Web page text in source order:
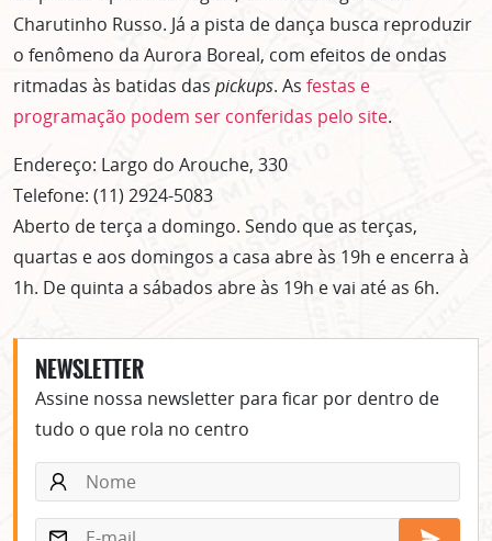
Charutinho Russo. Já a pista de dança busca reproduzir
o fenômeno da Aurora Boreal, com efeitos de ondas
ritmadas às batidas das pickups. As festas e
programação podem ser conferidas pelo site.
Endereço: Largo do Arouche, 330
Telefone: (11) 2924-5083
Aberto de terça a domingo. Sendo que as terças,
quartas e aos domingos a casa abre às 19h e encerra à
1h. De quinta a sábados abre às 19h e vai até as 6h.
NEWSLETTER
Assine nossa newsletter para ficar por dentro de
tudo o que rola no centro